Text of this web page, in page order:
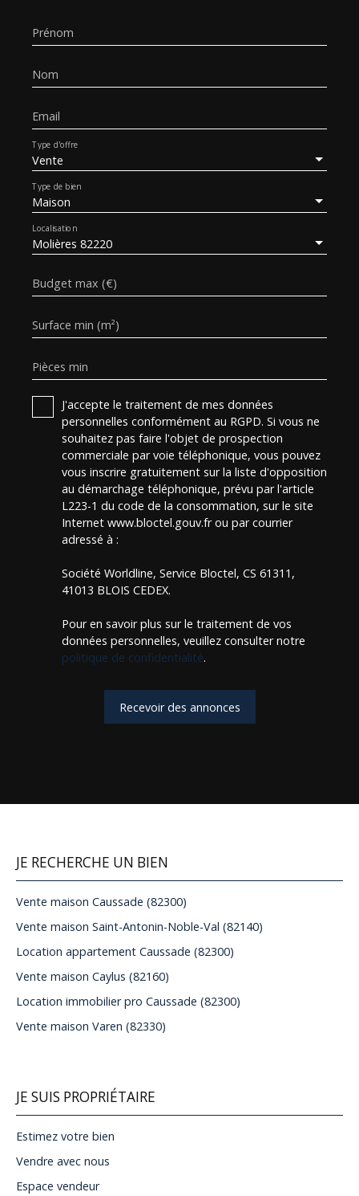
Prénom
Nom
Email
Vente
Type d'offre
Maison
Type de bien
Molières 82220
Localisation
Budget max (€)
Surface min (m²)
Pièces min
J'accepte le traitement de mes données
personnelles conformément au RGPD. Si vous ne
souhaitez pas faire l'objet de prospection
commerciale par voie téléphonique, vous pouvez
vous inscrire gratuitement sur la liste d'opposition
au démarchage téléphonique, prévu par l'article
L223-1 du code de la consommation, sur le site
Internet www.bloctel.gouv.fr ou par courrier
adressé à :
Société Worldline, Service Bloctel, CS 61311,
41013 BLOIS CEDEX.
Pour en savoir plus sur le traitement de vos
données personnelles, veuillez consulter notre
politique de confidentialité.
Recevoir des annonces
JE RECHERCHE UN BIEN
Vente maison Caussade (82300)
Vente maison Saint-Antonin-Noble-Val (82140)
Location appartement Caussade (82300)
Vente maison Caylus (82160)
Location immobilier pro Caussade (82300)
Vente maison Varen (82330)
JE SUIS PROPRIÉTAIRE
Estimez votre bien
Vendre avec nous
Espace vendeur